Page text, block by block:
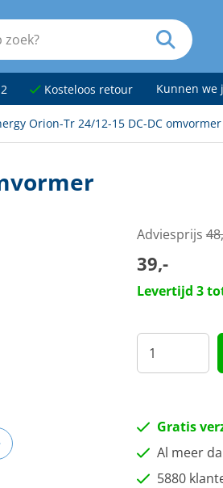
Kosteloos retour Kunnen we
Orion-Tr 24/12-15 DC-DC omvormer
Adviesprijs
39,-
Levertijd 3
Gratis
Al meer
5880